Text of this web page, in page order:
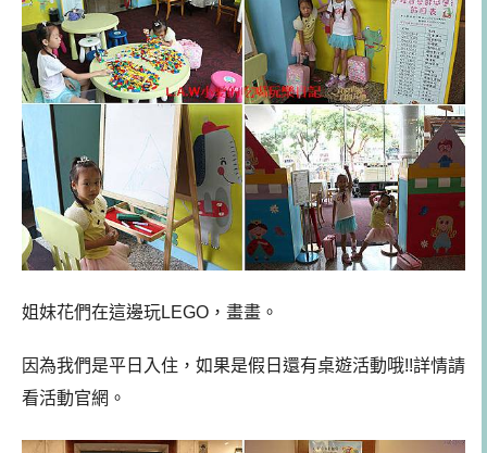
姐妹花們在這邊玩LEGO，畫畫。
因為我們是平日入住，如果是假日還有桌遊活動哦!!詳情請
看活動官網。